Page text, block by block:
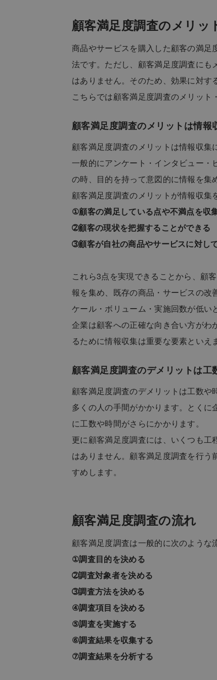
顧客満足度調査のメリッ
商品やサービスを購入した顧客の満
法です。ただし、顧客満足度調査に
はありません。そのため、効果に対す
こちらでは顧客満足度調査のメリット
顧客満足度調査のメリットは情報
顧客満足度調査のメリットは情報収
一般的にアンケート・インタビュー
の時、目的を持って意図的に情報を集
顧客満足度調査のメリットが情報収集
①顧客の満足している点や不満点を収
➁顧客の現状を把握することができる
➂顧客が自社の商品やサービスに対し
これら3点を実現できることから、顧
報を集め、既存の商品・サービスの
ケール・ボリューム・実施回数が低い
企業は顧客への正確な向き合い方が
るために情報収集は重要な要素といえ
顧客満足度調査のデメリットは工
顧客満足度調査のデメリットは工数や
多くの人の手間がかかります。とく
に工数や時間がさらにかかります。
更に顧客満足度調査には、いくつも
はありません。顧客満足度調査を行
すめします。
顧客満足度調査の流れ
顧客満足度調査は一般的に次のような
①調査目的を決める
➁調査対象者を決める
➂調査方法を決める
④調査項目を決める
⑤調査を実施する
⑥調査結果を収集する
⑦調査結果を分析する